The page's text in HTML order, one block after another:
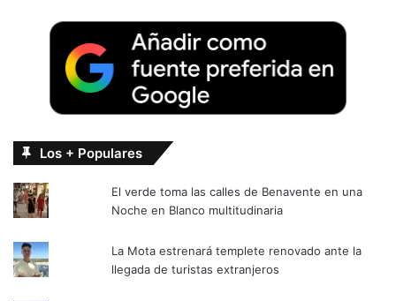
Los + Populares
El verde toma las calles de Benavente en una
Noche en Blanco multitudinaria
La Mota estrenará templete renovado ante la
llegada de turistas extranjeros